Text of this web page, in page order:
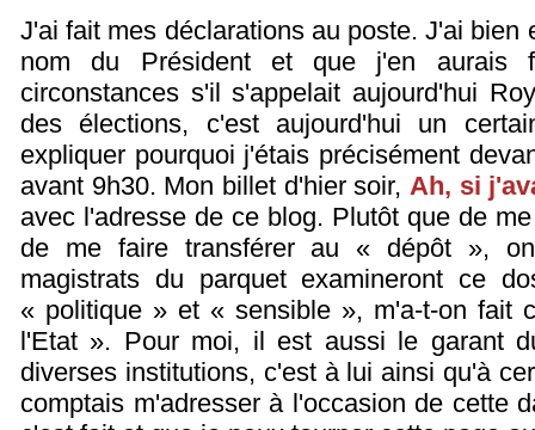
J'ai fait mes déclarations au poste. J'ai bien
nom du Président et que j'en aurais
circonstances s'il s'appelait aujourd'hui
des élections, c'est aujourd'hui un
expliquer pourquoi j'étais précisément
avant 9h30. Mon billet d'hier soir, Ah, si
avec l'adresse de ce blog. Plutôt que de
de me faire transférer au « dépôt »,
magistrats du parquet examineront ce
« politique » et « sensible », m'a-t-on fait
l'Etat ». Pour moi, il est aussi le garant
diverses institutions, c'est à lui ainsi qu'à
comptais m'adresser à l'occasion de cette